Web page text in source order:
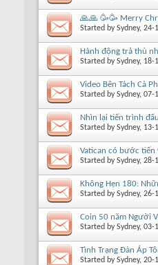
🙏🙏 🥳🥳 Merry
Started bySydney, 24-
Hành động trả thù
Started bySydney, 18-
Video Bên Tách Cà
Started bySydney, 07-
Nhìn lại tiến trình
Started bySydney, 13-
Vatican có bước
Started bySydney, 28-
Không Hẹn 180:
Started bySydney, 26-
Coin 50 năm Người
Started bySydney, 03-
Tình Trạng Đàn Áp
Started bySydney, 20-